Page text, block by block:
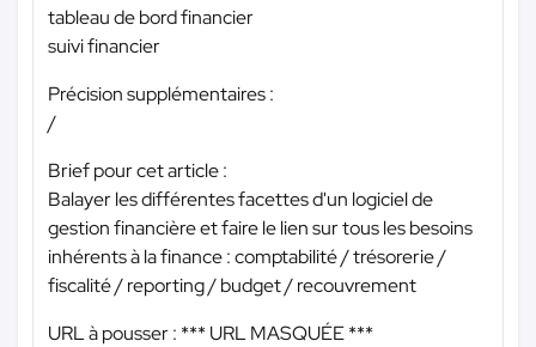
tableau de bord financier
suivi financier
Précision supplémentaires :
/
Brief pour cet article :
Balayer les différentes facettes d'un logiciel de
gestion financière et faire le lien sur tous les besoins
inhérents à la finance : comptabilité / trésorerie /
fiscalité / reporting / budget / recouvrement
URL à pousser : *** URL MASQUÉE ***